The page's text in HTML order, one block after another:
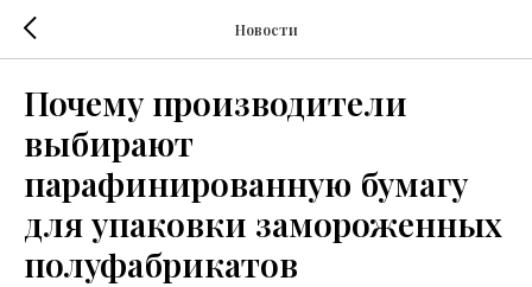
Новости
Почему производители
выбирают
парафинированную бумагу
для упаковки замороженных
полуфабрикатов